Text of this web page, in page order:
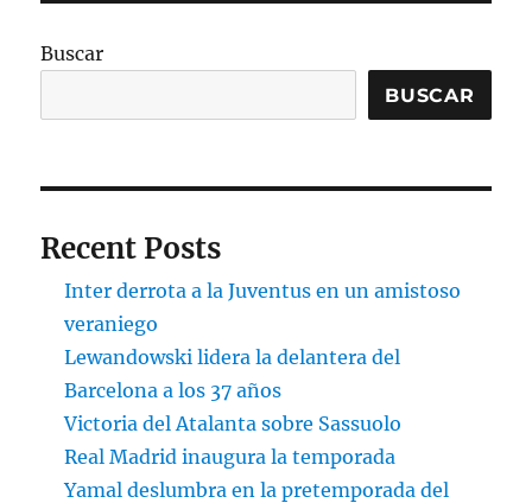
Buscar
BUSCAR
Recent Posts
Inter derrota a la Juventus en un amistoso
veraniego
Lewandowski lidera la delantera del
Barcelona a los 37 años
Victoria del Atalanta sobre Sassuolo
Real Madrid inaugura la temporada
Yamal deslumbra en la pretemporada del